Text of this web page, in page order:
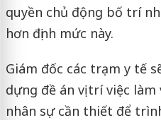
quyền chủ động bố trí
hơn định mức này.
Giám đốc các trạm y tế
dựng đề án vị trí việc
nhân sự cần thiết để